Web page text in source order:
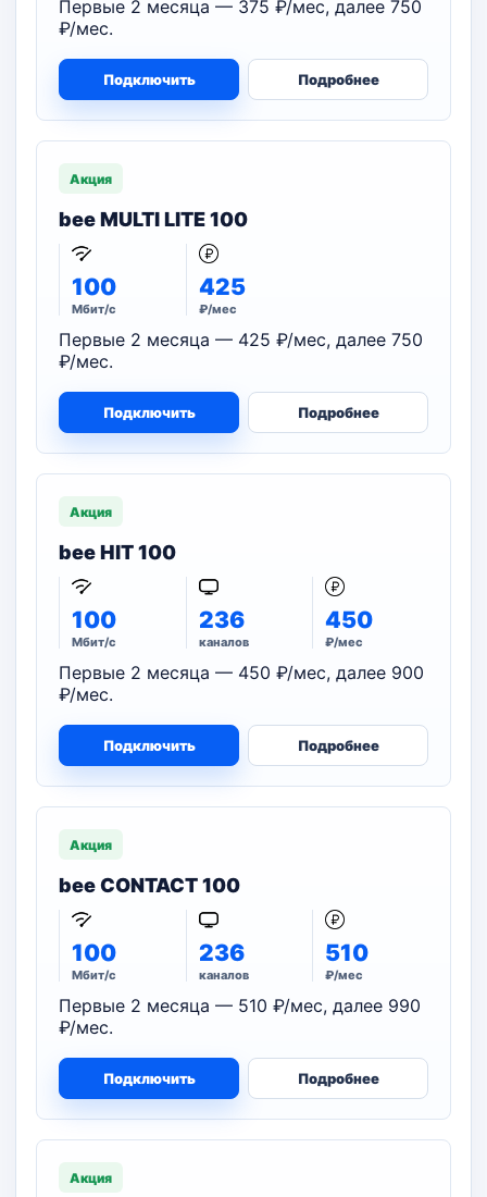
Первые 2 месяца — 375 ₽/мес, далее 750
₽/мес.
Подключить Подробнее
Акция
bee MULTI LITE 100
100
Мбит/с
425
₽/мес
Первые 2 месяца — 425 ₽/мес, далее 750
₽/мес.
Подключить Подробнее
Акция
bee HIT 100
100
Мбит/с
236
каналов
450
₽/мес
Первые 2 месяца — 450 ₽/мес, далее 900
₽/мес.
Подключить Подробнее
Акция
bee CONTACT 100
100
Мбит/с
236
каналов
510
₽/мес
Первые 2 месяца — 510 ₽/мес, далее 990
₽/мес.
Подключить Подробнее
Акция